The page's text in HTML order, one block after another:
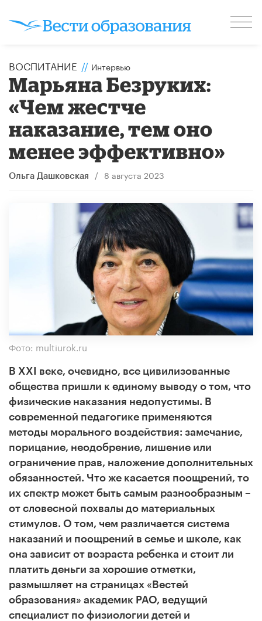
ВОСПИТАНИЕ // Интервью
​Марьяна Безруких:
«Чем жестче
наказание, тем оно
менее эффективно»
Ольга Дашковская / 8 августа 2023
Фото: multiurok.ru
В XXI веке, очевидно, все цивилизованные
общества пришли к единому выводу о том, что
физические наказания недопустимы. В
современной педагогике применяются
методы морального воздействия: замечание,
порицание, неодобрение, лишение или
ограничение прав, наложение дополнительных
обязанностей. Что же касается поощрений, то
их спектр может быть самым разнообразным –
от словесной похвалы до материальных
стимулов. О том, чем различается система
наказаний и поощрений в семье и школе, как
она зависит от возраста ребенка и стоит ли
платить деньги за хорошие отметки,
размышляет на страницах «Вестей
образования» академик РАО, ведущий
специалист по физиологии детей и